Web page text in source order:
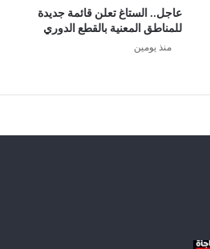
ش
ع
عاجل.. الستاغ تعلن قائمة جديدة
للمناطق المعنية بالقطع الدوري
منذ يومين